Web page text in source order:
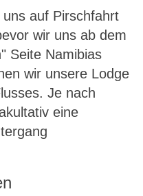
auf Pirschfahrt
wir uns ab dem
Seite Namibias
wir unsere Lodge
Je nach
eine